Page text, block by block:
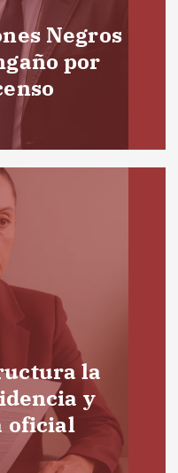
Negros
por
la
y
oficial